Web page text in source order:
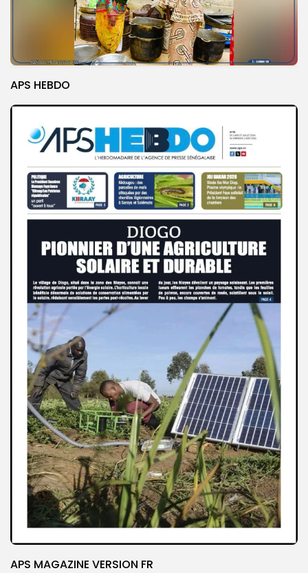
APS HEBDO
APS MAGAZINE VERSION FR